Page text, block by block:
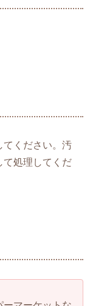
てください。汚
て処理してくだ